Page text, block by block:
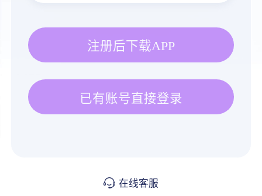
注册后下载APP
已有账号直接登录
在线客服